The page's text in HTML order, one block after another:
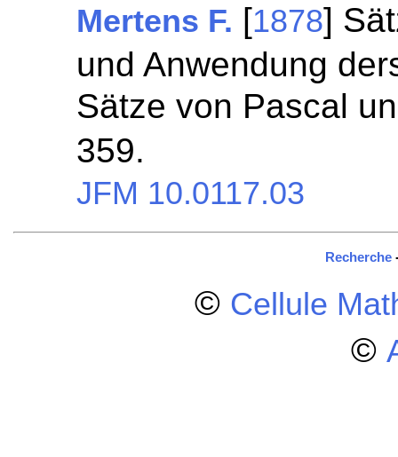
Mertens F. [1878]
und Anwendung
Sätze von Pascal
359.
JFM 10.0117.03
Recherche
© Cellule
©